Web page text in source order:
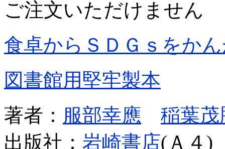
ご注文いただけません
食卓からＳＤＧｓをか
図書館用堅牢製本
著者： 服部幸應
稲葉茂
出版社： 岩崎書店(Ａ４)